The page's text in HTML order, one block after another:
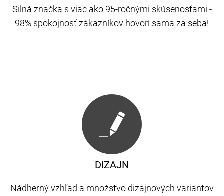
Silná značka s viac ako 95-ročnými skúsenosťami -
98% spokojnosť zákazníkov hovorí sama za seba!
DIZAJN
Nádherný vzhľad a množstvo dizajnových variantov